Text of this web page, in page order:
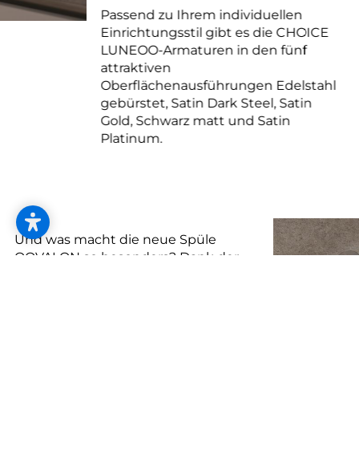
Passend zu Ihrem individuellen
Einrichtungsstil gibt es die CHOICE
LUNEOO-Armaturen in den fünf
attraktiven
Oberflächenausführungen Edelstahl
gebürstet, Satin Dark Steel, Satin
Gold, Schwarz matt und Satin
Platinum.
Und was macht die neue Spüle
OOVALON so besonders? Dank der